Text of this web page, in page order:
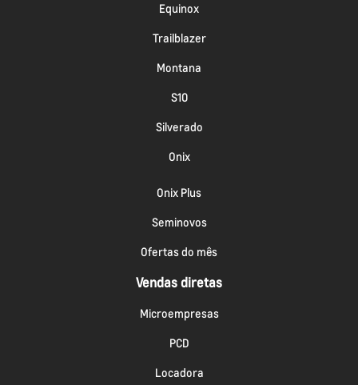
Equinox
Trailblazer
Montana
S10
Silverado
Onix
Onix Plus
Seminovos
Ofertas do mês
Vendas diretas
Microempresas
PCD
Locadora